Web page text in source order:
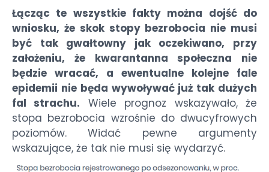
Łącząc te wszystkie fakty można dojść do
wniosku, że skok stopy bezrobocia nie musi
być tak gwałtowny jak oczekiwano, przy
założeniu, że kwarantanna społeczna nie
będzie wracać, a ewentualne kolejne fale
epidemii nie będa wywoływać już tak dużych
fal strachu. Wiele prognoz wskazywało, że
stopa bezrobocia wzrośnie do dwucyfrowych
poziomów. Widać pewne argumenty
wskazujące, że tak nie musi się wydarzyć.